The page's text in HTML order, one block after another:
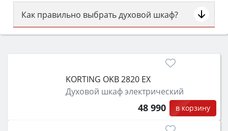
Как правильно выбрать духовой шкаф?
Сначала определитесь с типом (газовый или
затем смотрите на объём 50–70 л для семьи,
функции (конвекция, гриль, самоочистка,
защита от детей).
KORTING OKB 2820 EX
Духовой шкаф электрический
48 990 в корзину